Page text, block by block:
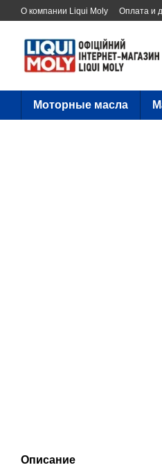
Перейти к основному контенту
О компании Liqui Moly Оплата и
Моторные масла
Описание